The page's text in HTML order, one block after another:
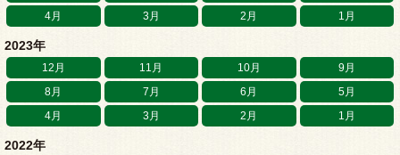
4月
3月 2月 1月
2023年
12月 11月 10月
9月
8月
7月 6月
5月
4月
3月 2月 1月
2022年